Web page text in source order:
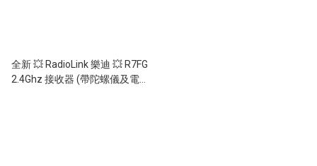
全新 💥 RadioLink 樂迪 💥 R7FG
2.4Ghz 接收器 (帶陀螺儀及電壓